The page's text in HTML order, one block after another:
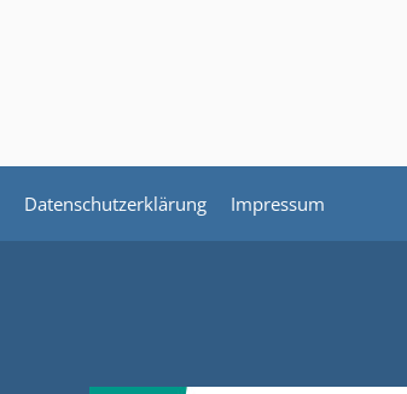
Datenschutzerklärung Impressum